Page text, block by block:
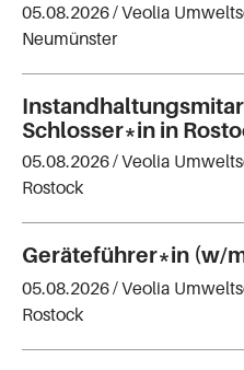
05.08.2026 /Veolia
Neumünster
Schlosser*in in
05.08.2026 /Veolia
Rostock
Geräteführer*in (w/
05.08.2026 /Veolia
Rostock